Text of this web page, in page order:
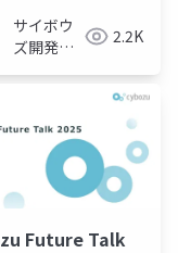
サイボウ
ズ開発本
2.2K
Future Talk